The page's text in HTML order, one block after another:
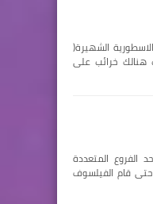
الشهيرة(
هنالك خرائب على
الفروع المتعددة
قام الفيلسوف